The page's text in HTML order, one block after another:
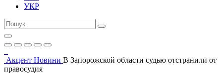
УКР
Акцент Новини В Запорожской области судью отстранили от
правосудия